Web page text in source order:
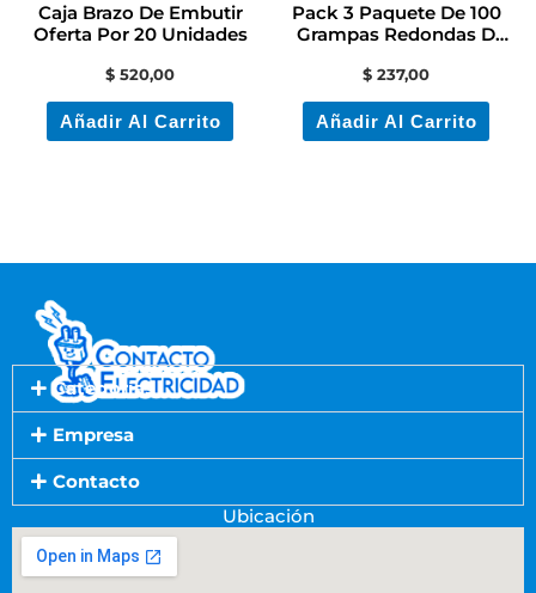
Caja Brazo De Embutir
Oferta Por 20 Unidades
$ 520,00
Añadir Al Carrito
Pack 3 Paquete De 100
Grampas Redondas D
$ 237,00
Añadir Al Carrito
Categorías
Empresa
Contacto
Ubicación